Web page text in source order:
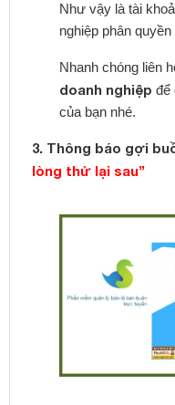
Như vậy là tài
nghiệp phân
Nhanh chóng liên
doanh nghiệp để
của bạn nhé.
3. Thông báo gợi
lòng thử lại sau”